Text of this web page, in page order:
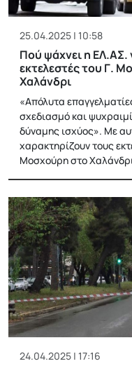
25.04.2025 | 10:58
Πού ψάχνει η ΕΛ.ΑΣ.
εκτελεστές του Γ.
Χαλάνδρι
«Απόλυτα
σχεδιασμό και
δύναμης ισχύος». Με
χαρακτηρίζουν τους
Μοσχούρη στο
24.04.2025 | 17:16